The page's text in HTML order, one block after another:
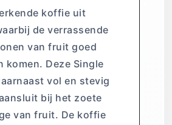
koffie uit
de verrassende
van fruit goed
komen. Deze Single
vol en stevig
bij het zoete
van fruit. De koffie